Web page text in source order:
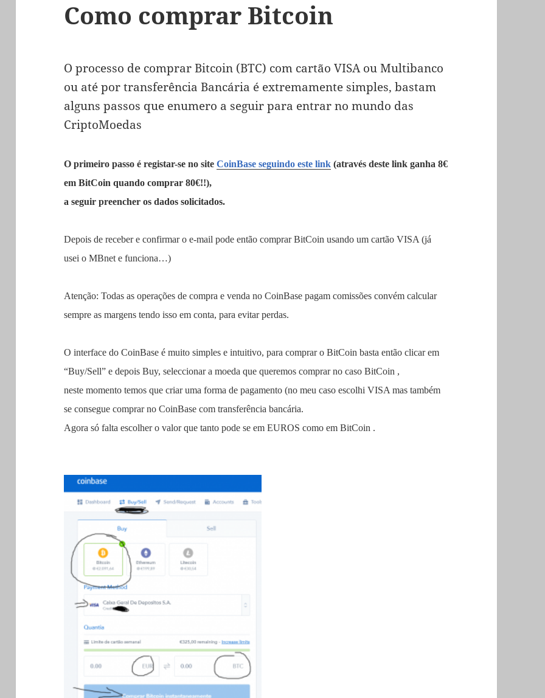
Como comprar Bitcoin
O processo de comprar Bitcoin (BTC) com cartão VISA ou Multibanco
ou até por transferência Bancária é extremamente simples, bastam
alguns passos que enumero a seguir para entrar no mundo das
CriptoMoedas
O primeiro passo é registar-se no siteCoinBase seguindo este link (através deste link ganha 8€
em BitCoin quando comprar 80€!!),
a seguir preencher os dados solicitados.
Depois de receber e confirmar o e-mail pode então comprar BitCoin usando um cartão VISA (já
usei o MBnet e funciona…)
Atenção: Todas as operações de compra e venda no CoinBase pagam comissões convém calcular
sempre as margens tendo isso em conta, para evitar perdas.
O interface do CoinBase é muito simples e intuitivo, para comprar oBitCoinbasta então clicar em
“Buy/Sell” e depois Buy, seleccionar a moeda que queremos comprar no casoBitCoin ,
neste momento temos que criar uma forma de pagamento (no meu caso escolhi VISA mas também
se consegue comprar no CoinBase com transferência bancária.
Agora só falta escolher o valor que tanto pode se em EUROS como emBitCoin .